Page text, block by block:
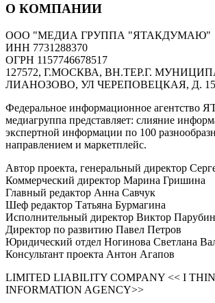
О КОМПАНИИ
ООО "МЕДИА ГРУППА "ЯТАКДУМАЮ"
ИНН 7731288370
ОГРН 1157746678517
127572, Г.МОСКВА, ВН.ТЕР.Г.
ЛИАНОЗОВО, УЛ ЧЕРЕПОВЕЦКАЯ, Д.
Федеральное информационное
медиагруппа представляет: слияние
экспертной информации по 100
направлением и маркетплейс.
Автор проекта, генеральный директор
Коммерческий директор Марина Гришина
Главный редактор Анна Савчук
Шеф редактор Татьяна Бурмагина
Исполнительный директор Виктор Парубин
Директор по развитию Павел Петров
Юридический отдел Ногинова Светлана
Консультант проекта Антон Агапов
LIMITED LIABILITY COMPANY << I
INFORMATION AGENCY>>